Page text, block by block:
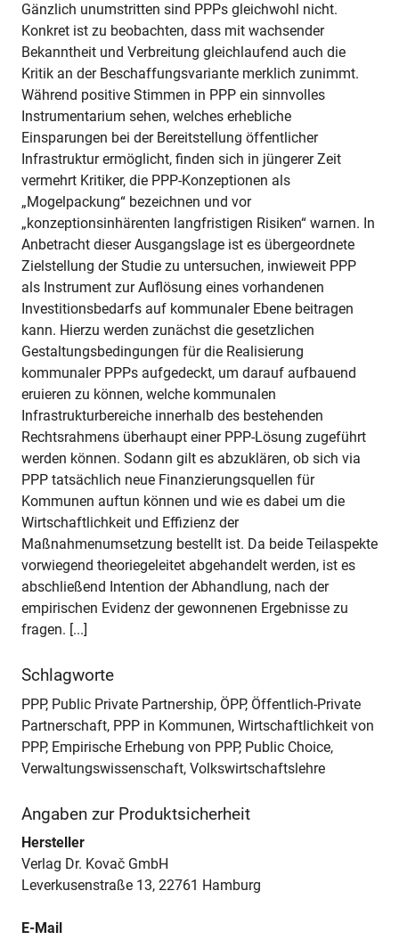
Gänzlich unumstritten sind PPPs gleichwohl nicht.
Konkret ist zu beobachten, dass mit wachsender
Bekanntheit und Verbreitung gleichlaufend auch die
Kritik an der Beschaffungsvariante merklich zunimmt.
Während positive Stimmen in PPP ein sinnvolles
Instrumentarium sehen, welches erhebliche
Einsparungen bei der Bereitstellung öffentlicher
Infrastruktur ermöglicht, finden sich in jüngerer Zeit
vermehrt Kritiker, die PPP-Konzeptionen als
„Mogelpackung“ bezeichnen und vor
„konzeptionsinhärenten langfristigen Risiken“ warnen. In
Anbetracht dieser Ausgangslage ist es übergeordnete
Zielstellung der Studie zu untersuchen, inwieweit PPP
als Instrument zur Auflösung eines vorhandenen
Investitionsbedarfs auf kommunaler Ebene beitragen
kann. Hierzu werden zunächst die gesetzlichen
Gestaltungsbedingungen für die Realisierung
kommunaler PPPs aufgedeckt, um darauf aufbauend
eruieren zu können, welche kommunalen
Infrastrukturbereiche innerhalb des bestehenden
Rechtsrahmens überhaupt einer PPP-Lösung zugeführt
werden können. Sodann gilt es abzuklären, ob sich via
PPP tatsächlich neue Finanzierungsquellen für
Kommunen auftun können und wie es dabei um die
Wirtschaftlichkeit und Effizienz der
Maßnahmenumsetzung bestellt ist. Da beide Teilaspekte
vorwiegend theoriegeleitet abgehandelt werden, ist es
abschließend Intention der Abhandlung, nach der
empirischen Evidenz der gewonnenen Ergebnisse zu
fragen. [...]
Schlagworte
PPP, Public Private Partnership, ÖPP, Öffentlich-Private
Partnerschaft, PPP in Kommunen, Wirtschaftlichkeit von
PPP, Empirische Erhebung von PPP, Public Choice,
Verwaltungswissenschaft, Volkswirtschaftslehre
Angaben zur Produktsicherheit
Hersteller
Verlag Dr. Kovač GmbH
Leverkusenstraße 13, 22761 Hamburg
E-Mail